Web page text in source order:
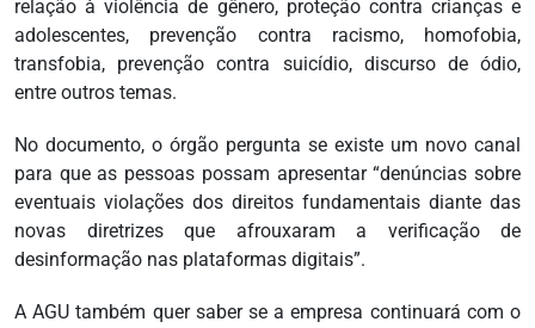
relação à violência de gênero, proteção contra crianças e
adolescentes, prevenção contra racismo, homofobia,
transfobia, prevenção contra suicídio, discurso de ódio,
entre outros temas.
No documento, o órgão pergunta se existe um novo canal
para que as pessoas possam apresentar “denúncias sobre
eventuais violações dos direitos fundamentais diante das
novas diretrizes que afrouxaram a verificação de
desinformação nas plataformas digitais”.
A AGU também quer saber se a empresa continuará com o